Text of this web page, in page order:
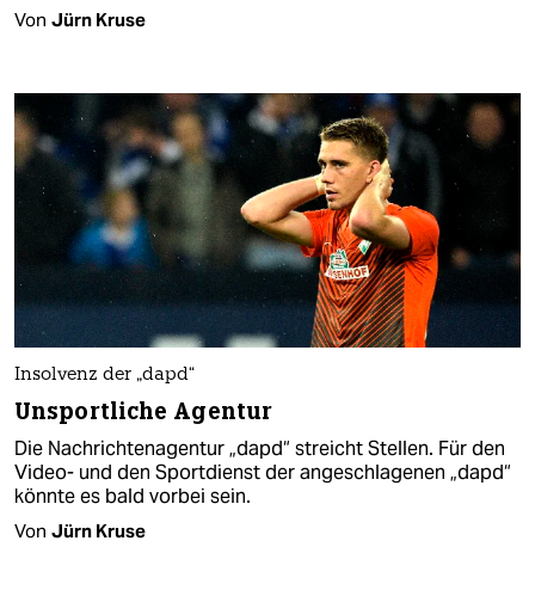
Von Jürn Kruse
Insolvenz der „dapd“
Unsportliche Agentur
Die Nachrichtenagentur „dapd“ streicht Stellen. Für den
Video- und den Sportdienst der angeschlagenen „dapd“
könnte es bald vorbei sein.
Von Jürn Kruse